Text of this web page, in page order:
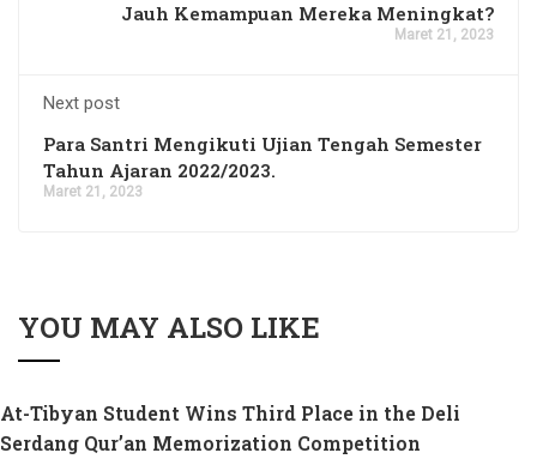
Jauh Kemampuan Mereka Meningkat?
Maret 21, 2023
Next post
Para Santri Mengikuti Ujian Tengah Semester
Tahun Ajaran 2022/2023.
Maret 21, 2023
YOU MAY ALSO LIKE
At-Tibyan Student Wins Third Place in the Deli
Serdang Qur’an Memorization Competition